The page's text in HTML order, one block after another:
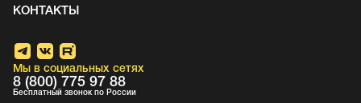
КОНТАКТЫ
Мы в социальных сетях
8 (800) 775 97 88
Бесплатный звонок по России